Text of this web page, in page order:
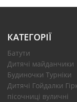
КАТЕГОРІЇ
Батути
Дитячі майданчики
Будиночки Турніки
Дитячі Гойдалки
пісочниці вуличні